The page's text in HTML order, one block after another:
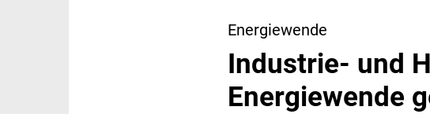
Energiewende
Industrie- und
Energiewende